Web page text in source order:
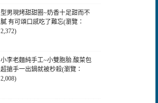
型男現烤甜甜圈~奶香十足甜而不
膩 有可頌口感吃了難忘(瀏覽：
2,372)
小李老麵純手工~小雙胞胎.酸菜包
超搶手一出鍋就被杪殺(瀏覽：
2,008)